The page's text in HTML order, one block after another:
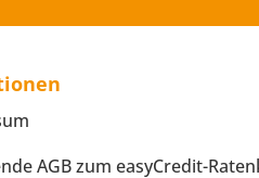
AGB zum easyCredit-